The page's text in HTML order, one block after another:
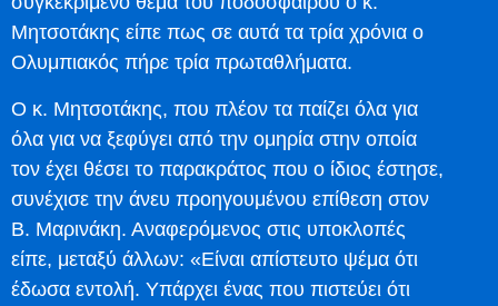
Μητσοτάκης είπε πως σε αυτά τα τρία χρόνια ο
Ολυμπιακός πήρε τρία πρωταθλήματα.
Ο κ. Μητσοτάκης, που πλέον τα παίζει όλα για
όλα για να ξεφύγει από την ομηρία στην οποία
τον έχει θέσει το παρακράτος που ο ίδιος έστησε,
συνέχισε την άνευ προηγουμένου επίθεση στον
Β. Μαρινάκη. Αναφερόμενος στις υποκλοπές
είπε, μεταξύ άλλων: «Είναι απίστευτο ψέμα ότι
έδωσα εντολή. Υπάρχει ένας που πιστεύει ότι